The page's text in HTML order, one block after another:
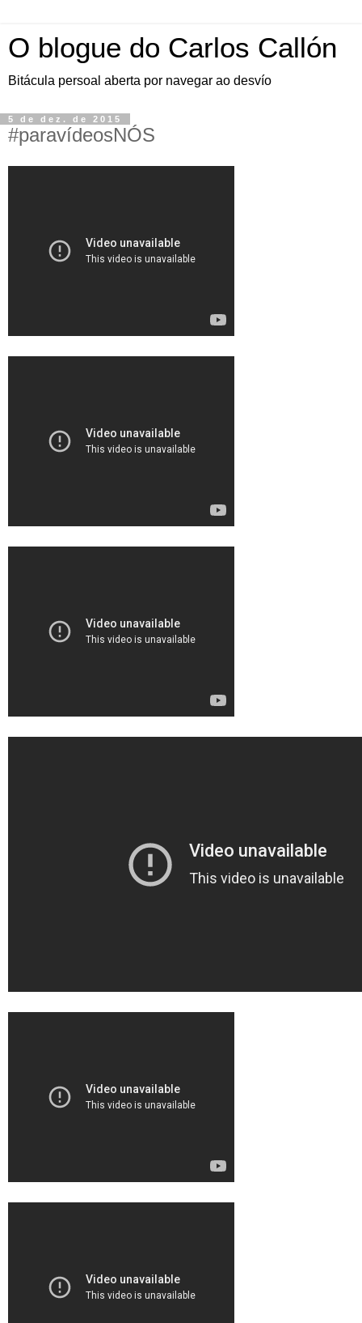
O blogue do Carlos Callón
Bitácula persoal aberta por navegar ao desvío
5 de dez. de 2015
#paravídeosNÓS